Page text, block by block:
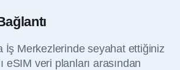
İş Merkezlerinde seyahat ettiğiniz
eSIM veri planları arasından